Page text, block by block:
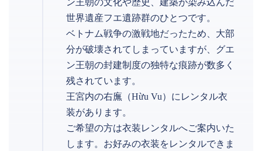
世界遺産フエ遺跡群のひとつです。
ベトナム戦争の激戦地だったため、大部
分が破壊されてしまっていますが、グエ
ン王朝の封建制度の独特な痕跡が数多く
残されています。
王宮内の右廡（Hừu Vu）にレンタル衣
装があります。
ご希望の方は衣装レンタルへご案内いた
します。お好みの衣装をレンタルできま